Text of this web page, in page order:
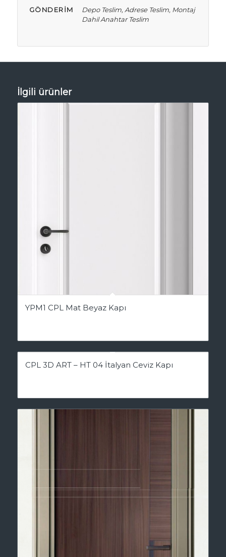
GÖNDERIM
Depo Teslim, Adrese Teslim, Montaj
Dahil Anahtar Teslim
İlgili ürünler
YPM1 CPL Mat Beyaz Kapı
CPL 3D ART – HT 04 İtalyan Ceviz Kapı